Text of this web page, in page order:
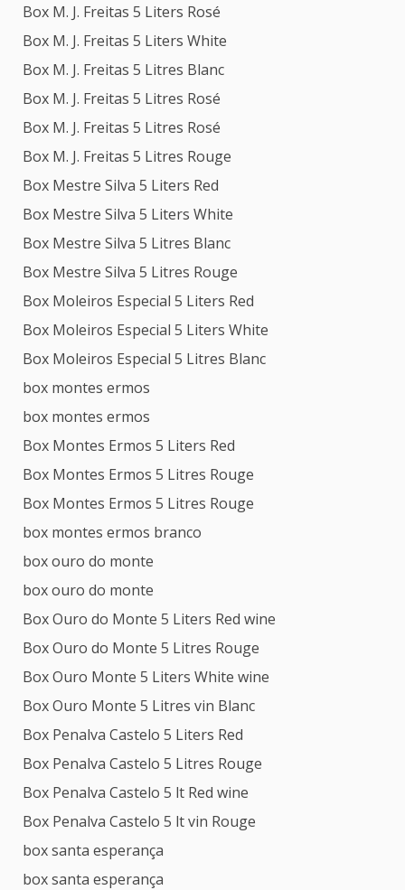
Box M. J. Freitas 5 Liters Rosé
Box M. J. Freitas 5 Liters White
Box M. J. Freitas 5 Litres Blanc
Box M. J. Freitas 5 Litres Rosé
Box M. J. Freitas 5 Litres Rosé
Box M. J. Freitas 5 Litres Rouge
Box Mestre Silva 5 Liters Red
Box Mestre Silva 5 Liters White
Box Mestre Silva 5 Litres Blanc
Box Mestre Silva 5 Litres Rouge
Box Moleiros Especial 5 Liters Red
Box Moleiros Especial 5 Liters White
Box Moleiros Especial 5 Litres Blanc
box montes ermos
box montes ermos
Box Montes Ermos 5 Liters Red
Box Montes Ermos 5 Litres Rouge
Box Montes Ermos 5 Litres Rouge
box montes ermos branco
box ouro do monte
box ouro do monte
Box Ouro do Monte 5 Liters Red wine
Box Ouro do Monte 5 Litres Rouge
Box Ouro Monte 5 Liters White wine
Box Ouro Monte 5 Litres vin Blanc
Box Penalva Castelo 5 Liters Red
Box Penalva Castelo 5 Litres Rouge
Box Penalva Castelo 5 lt Red wine
Box Penalva Castelo 5 lt vin Rouge
box santa esperança
box santa esperança